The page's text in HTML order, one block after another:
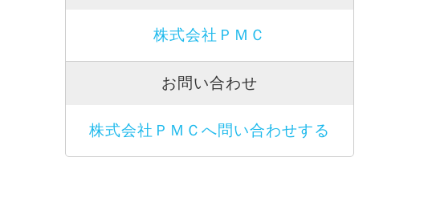
株式会社ＰＭＣ
お問い合わせ
株式会社ＰＭＣへ問い合わせする